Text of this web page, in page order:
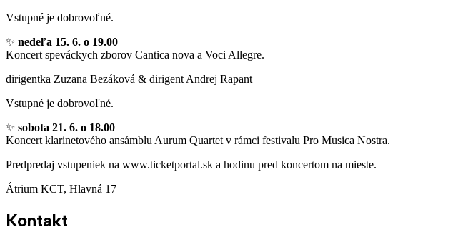
Vstupné je dobrovoľné.
✨ nedeľa 15. 6. o 19.00
Koncert speváckych zborov Cantica nova a Voci Allegre.
dirigentka Zuzana Bezáková & dirigent Andrej Rapant
Vstupné je dobrovoľné.
✨ sobota 21. 6. o 18.00
Koncert klarinetového ansámblu Aurum Quartet v rámci festivalu Pro Musica Nostra.
Predpredaj vstupeniek na www.ticketportal.sk a hodinu pred koncertom na mieste.
Átrium KCT, Hlavná 17
Kontakt